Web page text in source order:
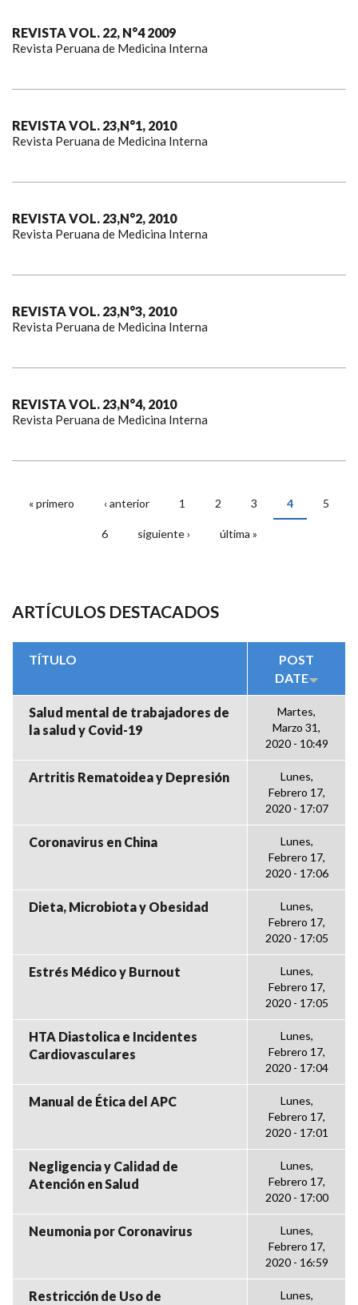
REVISTA VOL. 22, N°4 2009
Revista Peruana de Medicina Interna
REVISTA VOL. 23,N°1, 2010
Revista Peruana de Medicina Interna
REVISTA VOL. 23,N°2, 2010
Revista Peruana de Medicina Interna
REVISTA VOL. 23,N°3, 2010
Revista Peruana de Medicina Interna
REVISTA VOL. 23,N°4, 2010
Revista Peruana de Medicina Interna
PÁGINAS
« primero ‹ anterior 1 2 3 4 5
6 siguiente › última »
ARTÍCULOS DESTACADOS
TÍTULO
POST
DATE
Salud mental de trabajadores de
la salud y Covid-19
Martes,
Marzo 31,
2020 - 10:49
Artritis Rematoidea y Depresión
Lunes,
Febrero 17,
2020 - 17:07
Coronavirus en China
Lunes,
Febrero 17,
2020 - 17:06
Dieta, Microbiota y Obesidad
Lunes,
Febrero 17,
2020 - 17:05
Estrés Médico y Burnout
Lunes,
Febrero 17,
2020 - 17:05
HTA Diastolica e Incidentes
Cardiovasculares
Lunes,
Febrero 17,
2020 - 17:04
Manual de Ética del APC
Lunes,
Febrero 17,
2020 - 17:01
Negligencia y Calidad de
Atención en Salud
Lunes,
Febrero 17,
2020 - 17:00
Neumonia por Coronavirus
Lunes,
Febrero 17,
2020 - 16:59
Restricción de Uso de
Lunes,